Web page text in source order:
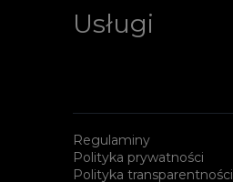
Usługi
Regulaminy
Polityka prywatności
Polityka transparentności